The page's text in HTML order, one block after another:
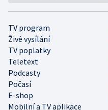
TV program
Živé vysílání
TV poplatky
Teletext
Podcasty
Počasí
E-shop
Mobilní a TV aplikace